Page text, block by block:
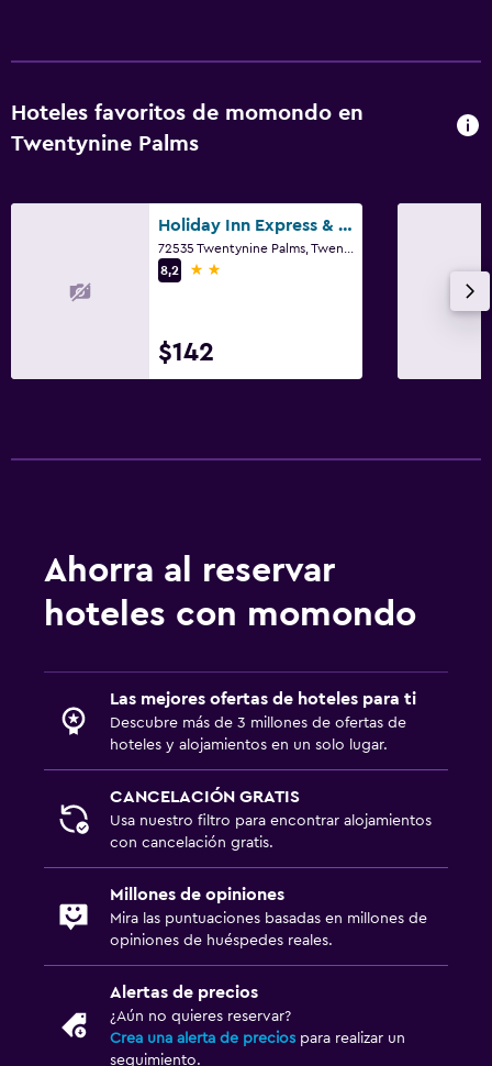
Hoteles favoritos de momondo en
Twentynine Palms
Holiday Inn Express & Suites Twentynine Palms- Joshua Tree By IHG
8,2
2 estrellas
$142
Ahorra al reservar
hoteles con momondo
Las mejores ofertas de hoteles para ti
Descubre más de 3 millones de ofertas de
hoteles y alojamientos en un solo lugar.
CANCELACIÓN GRATIS
Usa nuestro filtro para encontrar alojamientos
con cancelación gratis.
Millones de opiniones
Mira las puntuaciones basadas en millones de
opiniones de huéspedes reales.
Alertas de precios
¿Aún no quieres reservar?
Crea una alerta de precios para realizar un
seguimiento.